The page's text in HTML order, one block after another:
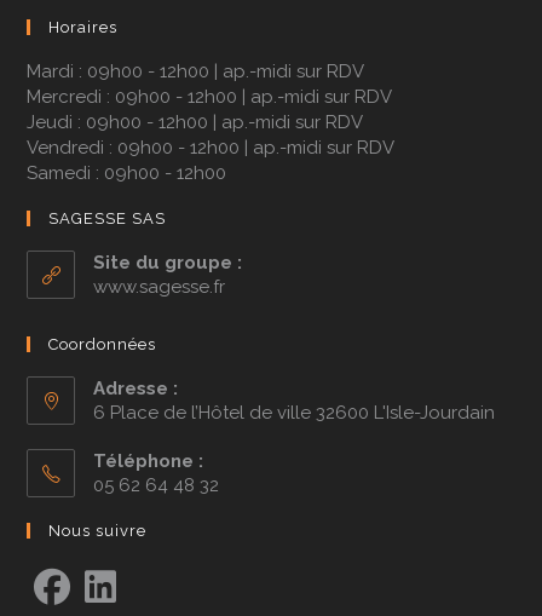
Horaires
Mardi : 09h00 - 12h00 | ap.-midi sur RDV
Mercredi : 09h00 - 12h00 | ap.-midi sur RDV
Jeudi : 09h00 - 12h00 | ap.-midi sur RDV
Vendredi : 09h00 - 12h00 | ap.-midi sur RDV
Samedi : 09h00 - 12h00
SAGESSE SAS
Site du groupe :
www.sagesse.fr
Coordonnées
Adresse :
6 Place de l’Hôtel de ville 32600 L'Isle-Jourdain
Téléphone :
05 62 64 48 32
Nous suivre